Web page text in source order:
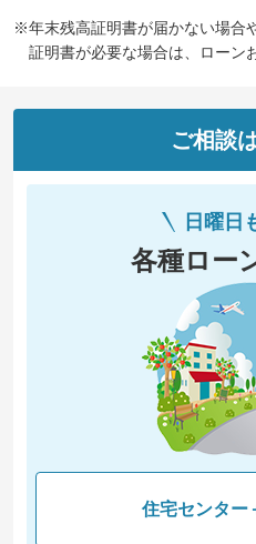
年末残高証明書が届かない場合
証明書が必要な場合は、ローン
ご相談
日曜日
各種ロー
住宅センター